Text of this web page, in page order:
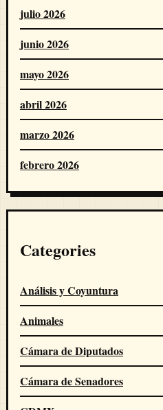
julio 2026
junio 2026
mayo 2026
abril 2026
marzo 2026
febrero 2026
Categories
Análisis y Coyuntura
Animales
Cámara de Diputados
Cámara de Senadores